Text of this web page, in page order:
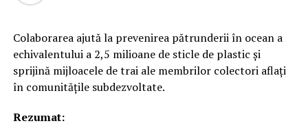
Colaborarea ajută la prevenirea pătrunderii în ocean a
echivalentului a 2,5 milioane de sticle de plastic și
sprijină mijloacele de trai ale membrilor colectori aflați
în comunitățile subdezvoltate.
Rezumat: